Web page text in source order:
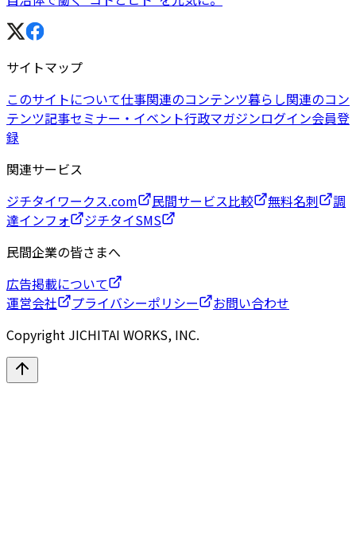
サイトマップ
このサイトについて仕事関連のコンテンツ暮らし関連のコン
テンツ記事セミナー・イベント行政マガジンログイン会員登
録
関連サービス
ジチタイワークス.com
民間サービス比較 無料名刺
調
達インフォ
ジチタイSMS
民間企業の皆さまへ
広告掲載について
運営会社
プライバシーポリシー
お問い合わせ
Copyright JICHITAI WORKS, INC.